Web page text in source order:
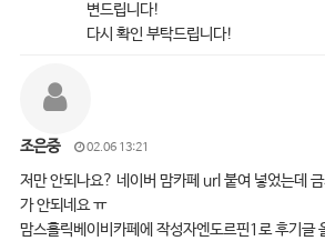
변드립니다!
다시 확인 부탁드립니다!
조은중 02.06 13:21
저만 안되나요? 네이버 맘카페 url 붙여 넣었는데
가 안되네요 ㅠ
맘스홀릭베이비카페에 작성자엔도르핀1로 후기글